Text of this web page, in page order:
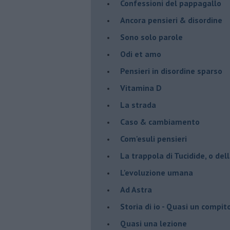
Confessioni del pappagallo
Ancora pensieri & disordine
Sono solo parole
Odi et amo
Pensieri in disordine sparso
Vitamina D
La strada
Caso & cambiamento
Com'esuli pensieri
La trappola di Tucidide, o
L'evoluzione umana
Ad Astra
Storia di io - Quasi un
Quasi una lezione